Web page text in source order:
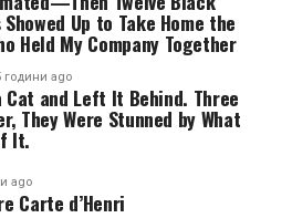
Showed Up to Take Home the
Held My Company Together
години ago
and Left It Behind. Three
They Were Stunned by What
It.
ago
Carte d’Henri